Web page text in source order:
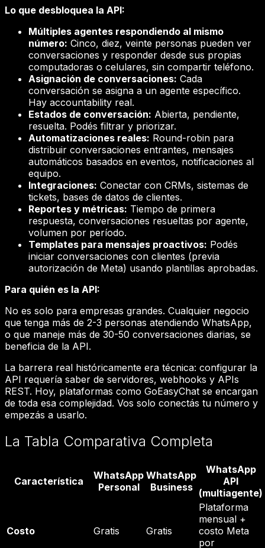
Lo que desbloquea la API:
Múltiples agentes respondiendo al mismo
número: Cinco, diez, veinte personas pueden ver
conversaciones y responder desde sus propias
computadoras o celulares, sin compartir teléfono.
Asignación de conversaciones: Cada
conversación se asigna a un agente específico.
Hay accountability real.
Estados de conversación: Abierta, pendiente,
resuelta. Podés filtrar y priorizar.
Automatizaciones reales: Round-robin para
distribuir conversaciones entrantes, mensajes
automáticos basados en eventos, notificaciones al
equipo.
Integraciones: Conectar con CRMs, sistemas de
tickets, bases de datos de clientes.
Reportes y métricas: Tiempo de primera
respuesta, conversaciones resueltas por agente,
volumen por período.
Templates para mensajes proactivos: Podés
iniciar conversaciones con clientes (previa
autorización de Meta) usando plantillas aprobadas.
Para quién es la API:
No es solo para empresas grandes. Cualquier negocio
que tenga más de 2-3 personas atendiendo WhatsApp,
o que maneje más de 30-50 conversaciones diarias, se
beneficia de la API.
La barrera real históricamente era técnica: configurar la
API requería saber de servidores, webhooks y APIs
REST. Hoy, plataformas como GoEasyChat se encargan
de toda esa complejidad. Vos solo conectás tu número y
empezás a usarlo.
La Tabla Comparativa Completa
Característica
WhatsApp
Personal
WhatsApp
Business
WhatsApp
API
(multiagente)
Costo Gratis Gratis
Plataforma
mensual +
costo Meta
por